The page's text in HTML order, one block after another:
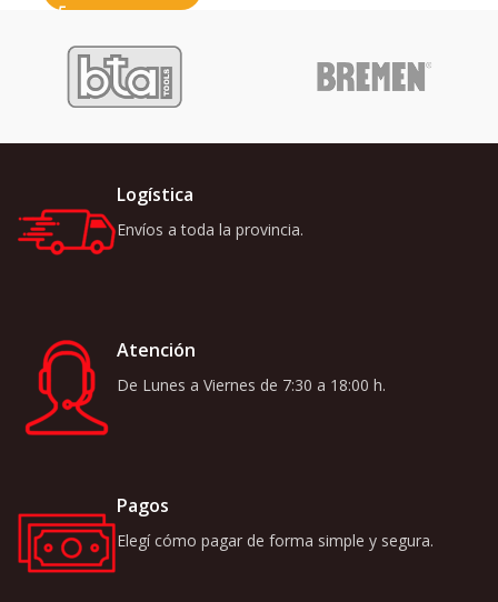
Logística
Envíos a toda la provincia.
Atención
De Lunes a Viernes de 7:30 a 18:00 h.
Pagos
Elegí cómo pagar de forma simple y segura.